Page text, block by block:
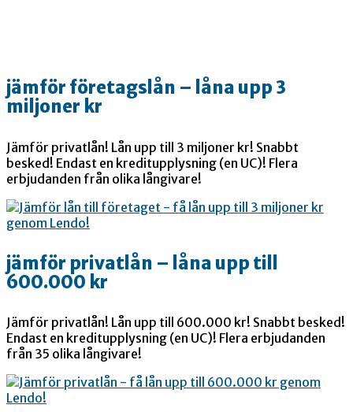
jämför företagslån – låna upp 3
miljoner kr
Jämför privatlån! Lån upp till 3 miljoner kr! Snabbt
besked! Endast en kreditupplysning (en UC)! Flera
erbjudanden från olika långivare!
jämför privatlån – låna upp till
600.000 kr
Jämför privatlån! Lån upp till 600.000 kr! Snabbt besked!
Endast en kreditupplysning (en UC)! Flera erbjudanden
från 35 olika långivare!